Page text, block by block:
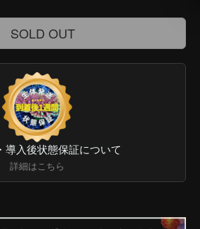
SOLD OUT
導入後状態保証について
詳細はこちら